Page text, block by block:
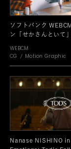
ソフトバンク
ン「せかさんといて
WEBCM
CG
Motion Graphic
Nanase NISHINO